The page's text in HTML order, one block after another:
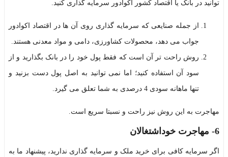
توانید در بانک یا اقتصاد کشور اکوادور سرمایه گذاری کنید.
از جمله صنایعی که سرمایه گذاری روی آن ها در اقتصاد اکوادور
جواب می دهد، محصولات کشاورزی، دامی و مواد معدنی هستند.
روش راحت تر آن است که فقط پول خود را در بانک بگذارید و از
سود آن استفاده کنید؛ اما نمی توانید به اصل پول دست بزنید و
تنها ماهانه سودی 4 درصدی به شما تعلق می گیرد.
مهاجرت به این روش نیز راحت و نسبتا سریع است.
6- مهاجرت خوداشتغالان
اگر سرمایه کافی برای خرید ملک و سرمایه گذاری ندارید، پیشنهاد ما به